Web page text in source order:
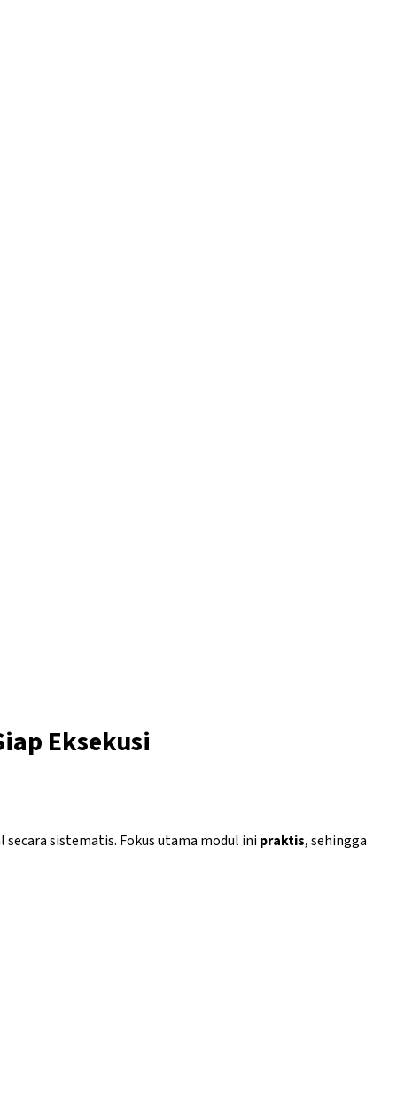
Eksekusi
sistematis. Fokus utama modul inipraktis, sehingga